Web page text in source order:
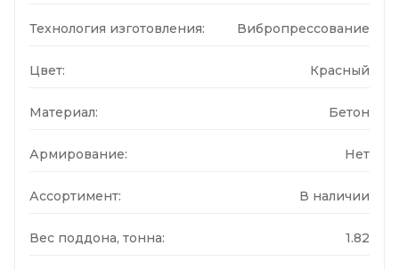
Технология изготовления: Вибропрессование
Цвет: Красный
Материал: Бетон
Армирование: Нет
Ассортимент: В наличии
Вес поддона, тонна: 1.82